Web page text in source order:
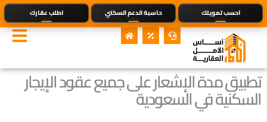
احسب تمويلك حاسبة الدعم السكني اطلب عقارك
تطبيق مدة الإشعار على جميع عقود الإيجار
السكنية في السعودية